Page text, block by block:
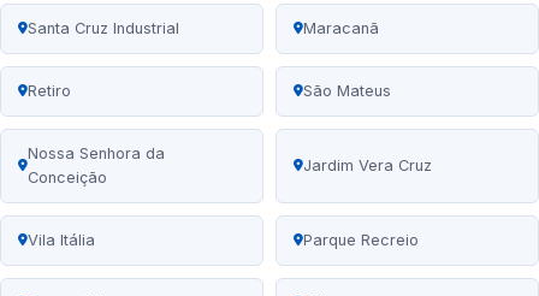
Santa Cruz Industrial Maracanã
Retiro São Mateus
Nossa Senhora da
Conceição
Jardim Vera Cruz
Vila Itália Parque Recreio